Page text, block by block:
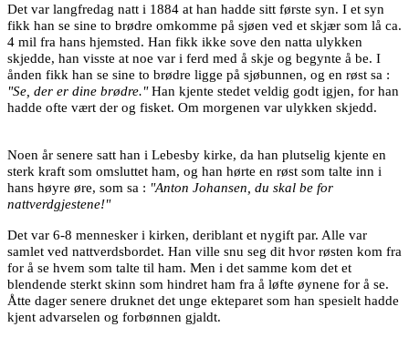
Det var langfredag natt i 1884 at han hadde sitt første syn. I et syn
fikk han se sine to brødre omkomme på sjøen ved et skjær som lå ca.
4 mil fra hans hjemsted. Han fikk ikke sove den natta ulykken
skjedde, han visste at noe var i ferd med å skje og begynte å be. I
ånden fikk han se sine to brødre ligge på sjøbunnen, og en røst sa :
"Se, der er dine brødre."Han kjente stedet veldig godt igjen, for han
hadde ofte vært der og fisket. Om morgenen var ulykken skjedd.
Noen år senere satt han i Lebesby kirke, da han plutselig kjente en
sterk kraft som omsluttet ham, og han hørte en røst som talte inn i
hans høyre øre, som sa : "Anton Johansen, du skal be for
nattverdgjestene!"
Det var 6-8 mennesker i kirken, deriblant et nygift par. Alle var
samlet ved nattverdsbordet. Han ville snu seg dit hvor røsten kom fra
for å se hvem som talte til ham. Men i det samme kom det et
blendende sterkt skinn som hindret ham fra å løfte øynene for å se.
Åtte dager senere druknet det unge ekteparet som han spesielt hadde
kjent advarselen og forbønnen gjaldt.